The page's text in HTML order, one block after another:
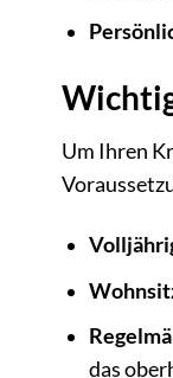
Um Ihren
das